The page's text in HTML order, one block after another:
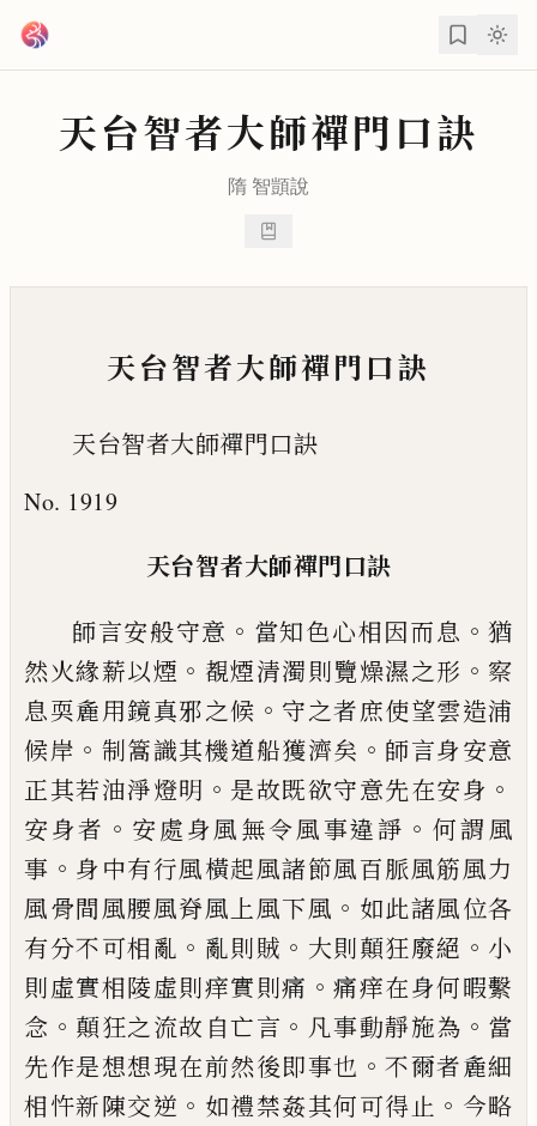
天台智者大師禪門口訣
隋 智顗說
天台智者大師禪門口訣
天台智者大師禪門口訣
No. 1919
天台智者大師禪門口訣
師言安般守意 。 當知色心相因而息 。 猶
然火緣薪以煙 。 覩煙清濁則覽燥濕之形 。 察
息耎麁用鏡真邪之候 。 守之者庶使望雲造浦
候岸 。 制篙識其機道船獲濟矣 。 師言身安意
正其若油淨燈明 。 是故既欲守意先在安身 。
安身者 。 安處身風無令風事違諍 。 何謂風
事 。 身中有行風橫起風諸節風百脈風筋風力
風骨間風腰風脊風上風下風 。 如此諸風位各
有分不可相亂 。 亂則賊 。 大則顛狂廢絕 。 小
則虛實相陵虛則痒實則痛 。 痛痒在身何暇繫
念 。 顛狂之流故自亡言 。 凡事動靜施為 。 當
先作是想想現在前然後即事也 。 不爾者麁細
相忤新陳交逆 。 如禮禁姦其何可得止 。 今略